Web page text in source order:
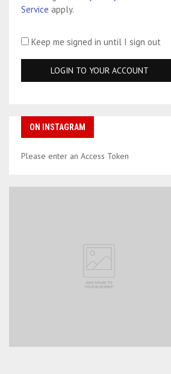
Service apply.
Keep me signed in until I sign out
ON INSTAGRAM
Please enter an Access Token